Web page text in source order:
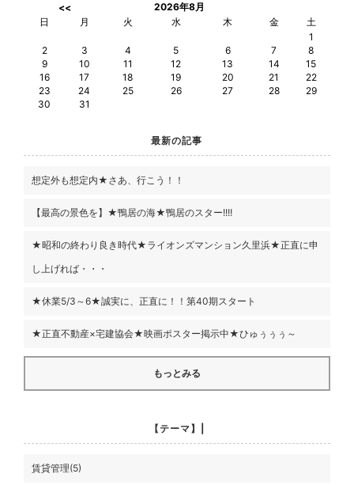
<<
2026年8月
日
月 火 水 木 金
土
1
2
3 4 5 6 7
8
9
10 11 12 13 14
15
16
17 18 19 20 21
22
23
24 25 26 27 28
29
30
31
最新の記事
想定外も想定内★さあ、行こう！！
【最高の景色を】★鴨居の海★鴨居のスター!!!!
★昭和の終わり良き時代★ライオンズマンション久里浜★正直に申
し上げれば・・・
★休業5/3～6★誠実に、正直に！！第40期スタート
★正直不動産×宅建協会★映画ポスター掲示中★ひゅぅぅぅ～
もっとみる
【テーマ】|
賃貸管理(5)